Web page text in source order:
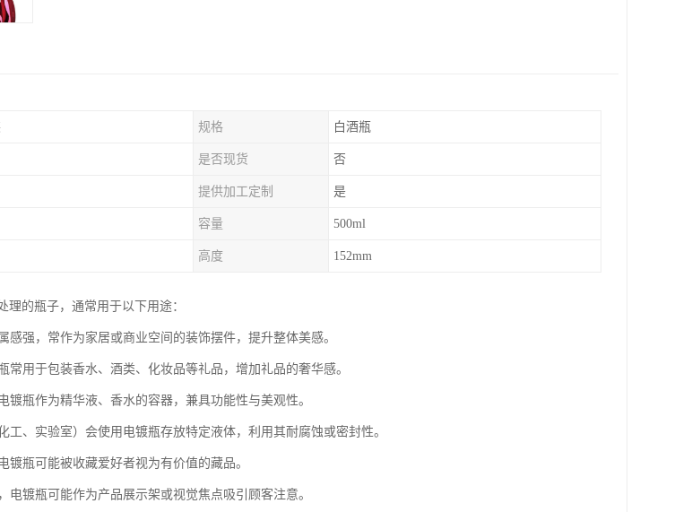
规格 白酒瓶
是否现货 否
提供加工定制 是
容量 500ml
高度 152mm
的瓶子，通常用于以下用途：
感强，常作为家居或商业空间的装饰摆件，提升整体美感。
常用于包装香水、酒类、化妆品等礼品，增加礼品的奢华感。
镀瓶作为精华液、香水的容器，兼具功能性与美观性。
工、实验室）会使用电镀瓶存放特定液体，利用其耐腐蚀或密封性。
镀瓶可能被收藏爱好者视为有价值的藏品。
电镀瓶可能作为产品展示架或视觉焦点吸引顾客注意。